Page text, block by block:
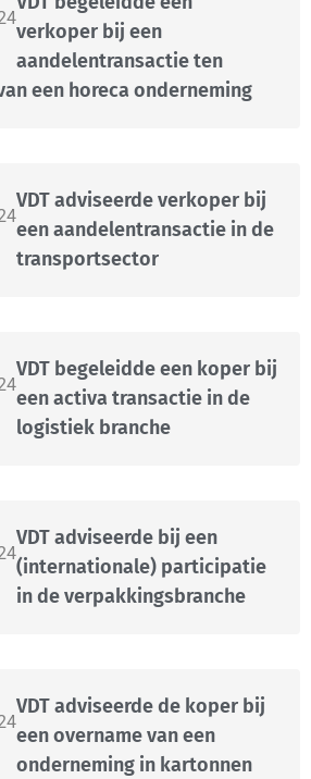
verkoper bij een
aandelentransactie ten
een horeca onderneming
VDT adviseerde verkoper bij
een aandelentransactie in de
transportsector
VDT begeleidde een koper bij
een activa transactie in de
logistiek branche
VDT adviseerde bij een
(internationale) participatie
in de verpakkingsbranche
VDT adviseerde de koper bij
een overname van een
onderneming in kartonnen